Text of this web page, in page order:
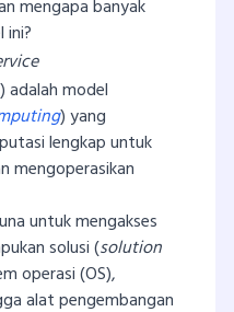
mengapa banyak
ini?
adalah model
) yang
lengkap untuk
mengoperasikan
untuk mengakses
solusi (solution
operasi (OS),
alat pengembangan